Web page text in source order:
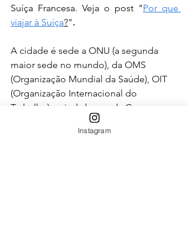
Suíça Francesa. Veja o post "Por que
viajar à Suíça?".
A cidade é sede a ONU (a segunda
maior sede no mundo), da OMS
(Organização Mundial da Saúde), OIT
(Organização Internacional do
Trabalho) e ainda berço da Cruz
Vermelha, traduzindo os valores de
paz, humanidade, neutralidade e
Instagram